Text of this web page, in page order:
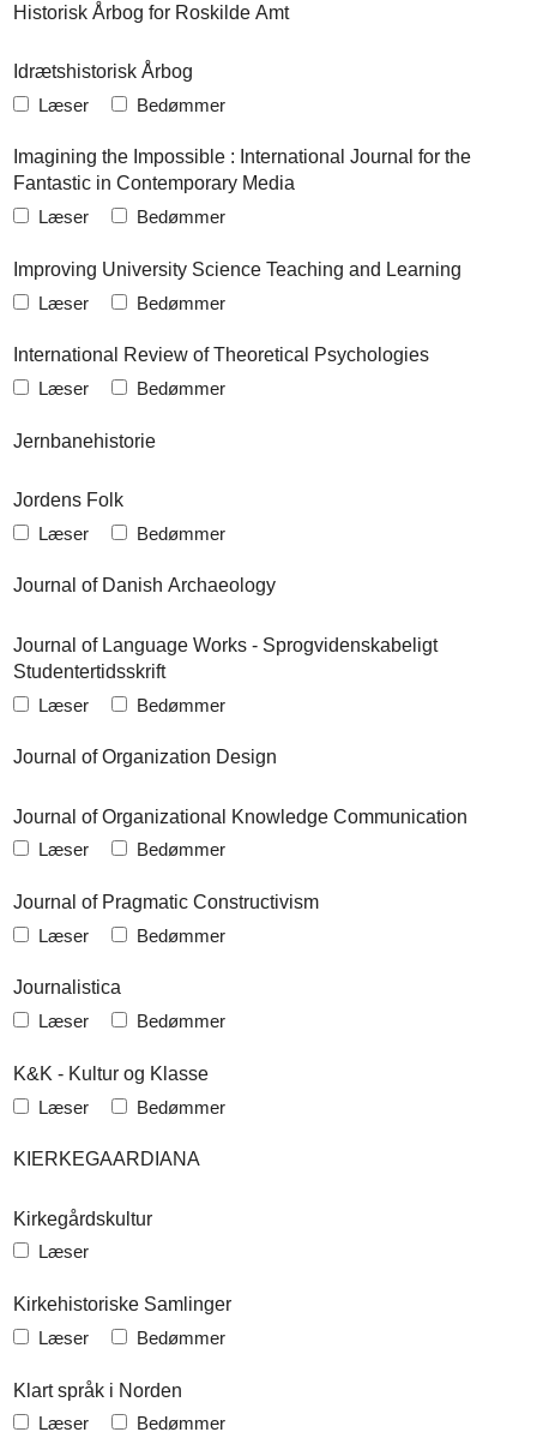
Historisk Årbog for Roskilde Amt
Idrætshistorisk Årbog
Læser Bedømmer
Imagining the Impossible : International Journal for the
Fantastic in Contemporary Media
Læser Bedømmer
Improving University Science Teaching and Learning
Læser Bedømmer
International Review of Theoretical Psychologies
Læser Bedømmer
Jernbanehistorie
Jordens Folk
Læser Bedømmer
Journal of Danish Archaeology
Journal of Language Works - Sprogvidenskabeligt
Studentertidsskrift
Læser Bedømmer
Journal of Organization Design
Journal of Organizational Knowledge Communication
Læser Bedømmer
Journal of Pragmatic Constructivism
Læser Bedømmer
Journalistica
Læser Bedømmer
K&K - Kultur og Klasse
Læser Bedømmer
KIERKEGAARDIANA
Kirkegårdskultur
Læser
Kirkehistoriske Samlinger
Læser Bedømmer
Klart språk i Norden
Læser Bedømmer